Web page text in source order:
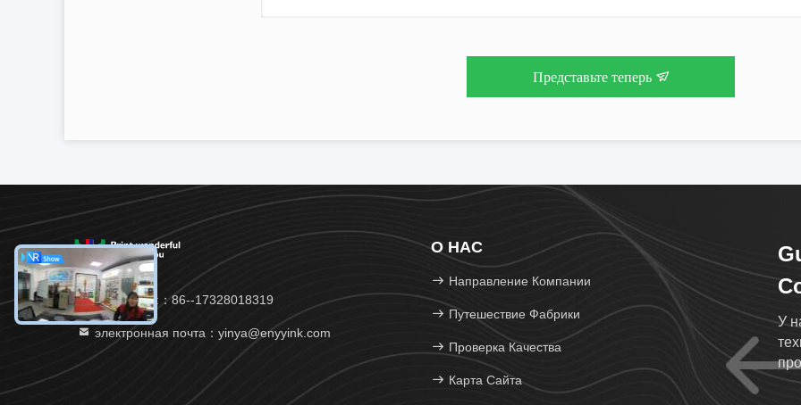
Представьте теперь
ТЕЛЕФОН:：86--17328018319
электронная почта：yinya@enyyink.com
О НАС
Направление Компании
Путешествие Фабрики
Проверка Качества
Карта Сайта
У